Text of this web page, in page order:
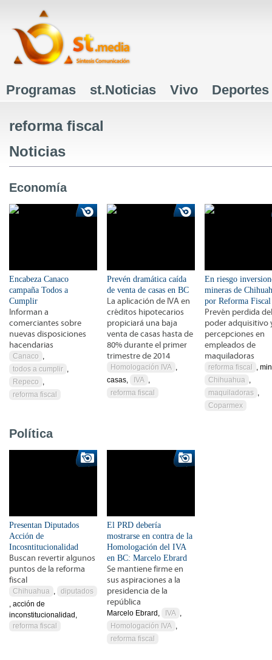
Menú principal
Programas st.Noticias Vivo Deportes
reforma fiscal
Noticias
Economía
Encabeza Canaco
campaña Todos a
Cumplir
Informan a
comerciantes sobre
nuevas disposiciones
hacendarias
Canaco ,
todos a cumplir ,
Repeco ,
reforma fiscal
Prevén dramática caída
de venta de casas en BC
La aplicación de IVA en
créditos hipotecarios
propiciará una baja
venta de casas hasta de
80% durante el primer
trimestre de 2014
Homologación IVA ,
casas,
IVA ,
reforma fiscal
En riesgo
mineras de
por Reforma Fiscal
Prevén perdida del
poder adquisitivo
percepciones en
empleados de
maquiladoras
reforma fiscal
,
Chihuahua ,
maquiladoras ,
Coparmex
Política
Presentan Diputados
Acción de
Incosntitucionalidad
Buscan revertir algunos
puntos de la reforma
fiscal
Chihuahua ,
diputados
, acción de
inconstitucionalidad,
reforma fiscal
El PRD debería
mostrarse en contra de la
Homologación del IVA
en BC: Marcelo Ebrard
Se mantiene firme en
sus aspiraciones a la
presidencia de la
república
Marcelo Ebrard, IVA ,
Homologación IVA ,
reforma fiscal